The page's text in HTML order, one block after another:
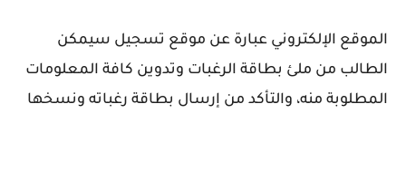
الموقع الإلكتروني عبارة عن موقع تسجيل سيمكن
الطالب من ملئ بطاقة الرغبات وتدوين كافة المعلومات
المطلوبة منه، والتأكد من إرسال بطاقة رغباته ونسخها